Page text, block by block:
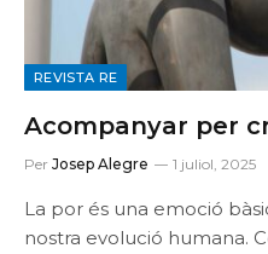
REVISTA RE
Acompanyar per
Per Josep Alegre 1 juliol, 2025
La por és una emoció
nostra evolució humana.